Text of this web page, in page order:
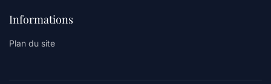
Informations
Plan du site